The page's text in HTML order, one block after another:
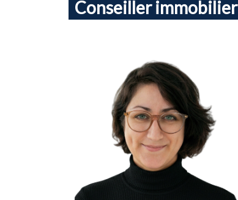
Conseiller immobilier